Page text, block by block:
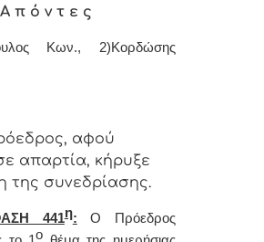
Α π ό ν τ ε ς
Κων., 2)Κορδώσης
αφού
απαρτία, κήρυξε
της συνεδρίασης.
441η:
Ο Πρόεδρος
ο